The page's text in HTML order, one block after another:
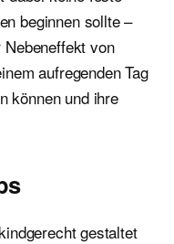
beginnen sollte –
von
aufregenden Tag
können und ihre
gestaltet